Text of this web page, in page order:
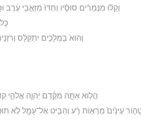
וְקַלּ֨וּ מִנְּמֵרִ֜ים סוּסָ֗יו וְחַדּוּ֙ מִזְּאֵ֣בֵי עֶ֔רֶב
וְהוּא֙ בַּמְּלָכִ֣ים יִתְקַלָּ֔ס
הֲל֧וֹא אַתָּ֣ה מִקֶּ֗דֶם יְהוָ֧ה אֱלֹהַ֛י
עֵינַ֙יִם֙ מֵרְא֣וֹת רָ֔ע וְהַבִּ֥יט אֶל־עָמָ֖ל לֹ֣א